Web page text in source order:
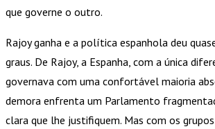
que governe o outro.
Rajoy ganha e a política espanhola deu
graus. De Rajoy, a Espanha, com a única
governava com uma confortável maioria
demora enfrenta um Parlamento
clara que lhe justifiquem. Mas com os